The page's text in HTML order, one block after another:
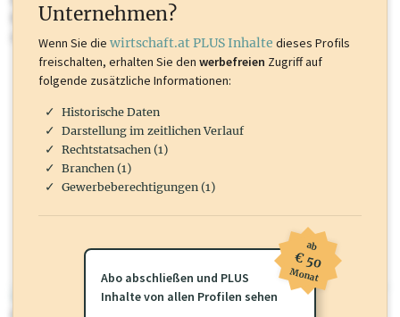
Marken, Patente, Rechtstatsachen, OTS-Aussendungen, und viele
mehr.
wirtschaft.at PLUS
Unternehmen?
Wenn Sie die wirtschaft.at PLUS Inhalte dieses Profils
freischalten, erhalten Sie den werbefreien Zugriff auf
folgende zusätzliche Informationen:
Historische Daten
Darstellung im zeitlichen Verlauf
Rechtstatsachen (1)
Branchen (1)
Gewerbeberechtigungen (1)
Abo abschließen und PLUS
Inhalte von allen Profilen sehen
ab
€ 50
Monat